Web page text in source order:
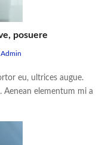
posuere
Admin
eu, ultrices augue.
elementum mi a